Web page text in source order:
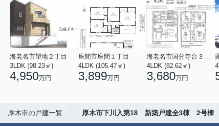
海老名市望地２丁目
3LDK (98.23㎡)
4,950万円
座間市座間１丁目
4LDK (105.47㎡)
3,899万円
4LDK (82.62㎡)
3,680万円
厚木市の戸建一覧 厚木市下川入第18 新築戸建全3棟 2号棟